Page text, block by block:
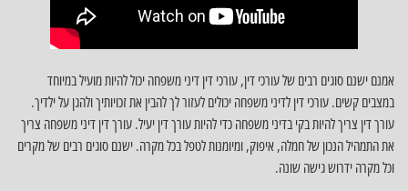
אמנם ישנם סוגים רבים של עורכי דין, עורכי דין דיני משפחה יכול להיות מועיל במיוחד
במצבים קשים. עורכי דין לדיני משפחה יכולים לעזור לך להבין את זכויותיך ולהגן על ילדיך.
עורך דין צריך להיות בקי בדיני משפחה כדי להיות עורך דין יעיל. עורך דין דיני משפחה צריך
את התמהיל הנכון של חמלה, איפוק, ומיומנות לטפל בכל מקרה. ישנם סוגים רבים של מקרים
וכל מקרה ידרוש גישה שונה.